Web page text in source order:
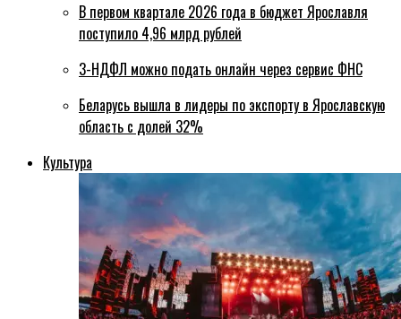
В первом квартале 2026 года в бюджет Ярославля
поступило 4,96 млрд рублей
3-НДФЛ можно подать онлайн через сервис ФНС
Беларусь вышла в лидеры по экспорту в Ярославскую
область с долей 32%
Культура